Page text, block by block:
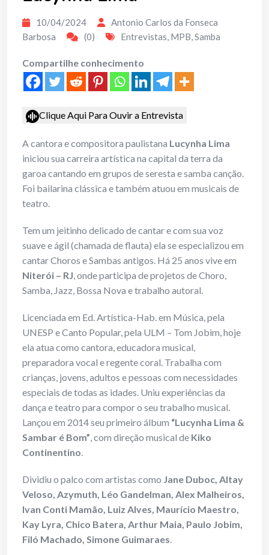
10/04/2024
Antonio Carlos da Fonseca
Barbosa
(0) Entrevistas, MPB,Samba
Compartilhe conhecimento
Clique Aqui Para Ouvir a Entrevista
A cantora e compositora paulistana Lucynha Lima
iniciou sua carreira artística na capital da terra da
garoa cantando em grupos de seresta e samba canção.
Foi bailarina clássica e também atuou em musicais de
teatro.
Tem um jeitinho delicado de cantar e com sua voz
suave e ágil (chamada de flauta) ela se especializou em
cantar Choros e Sambas antigos. Há 25 anos vive em
Niterói – RJ, onde participa de projetos de Choro,
Samba, Jazz, Bossa Nova e trabalho autoral.
Licenciada em Ed. Artística-Hab. em Música, pela
UNESP e Canto Popular, pela ULM – Tom Jobim, hoje
ela atua como cantora, educadora musical,
preparadora vocal e regente coral. Trabalha com
crianças, jovens, adultos e pessoas com necessidades
especiais de todas as idades. Uniu experiências da
dança e teatro para compor o seu trabalho musical.
Lançou em 2014 seu primeiro álbum “Lucynha Lima &
Sambar é Bom”, com direção musical de Kiko
Continentino.
Dividiu o palco com artistas como Jane Duboc, Altay
Veloso, Azymuth, Léo Gandelman, Alex Malheiros,
Ivan Conti Mamão, Luiz Alves, Maurício Maestro,
Kay Lyra, Chico Batera, Arthur Maia, Paulo Jobim,
Filó Machado, Simone Guimaraes.